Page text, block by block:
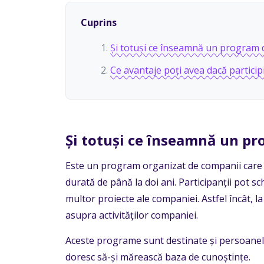
Cuprins
Și totuși ce înseamnă un program
Ce avantaje poți avea dacă
Și totuși ce înseamnă un
Este un program organizat de companii
durată de până la doi ani. Participanții pot
multor proiecte ale companiei. Astfel încât,
asupra activităților companiei.
Aceste programe sunt destinate și
doresc să-și mărească baza de cunoștințe.